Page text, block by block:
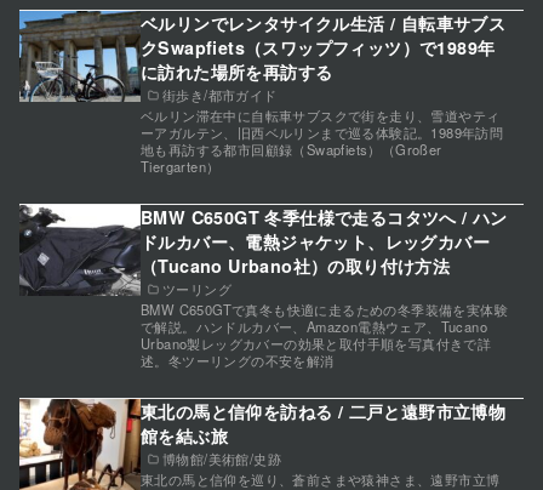
街歩き/都市ガイド
ベルリンでレンタサイクル生活 / 自転車サブス
クSwapfiets（スワップフィッツ）で1989年
に訪れた場所を再訪する
ベルリン滞在中に自転車サブスクで街を走り、雪道やティ
ーアガルテン、旧西ベルリンまで巡る体験記。1989年訪問
地も再訪する都市回顧録（Swapfiets）（Großer
Tiergarten）
ツーリング
BMW C650GT 冬季仕様で走るコタツへ / ハン
ドルカバー、電熱ジャケット、レッグカバー
（Tucano Urbano社）の取り付け方法
BMW C650GTで真冬も快適に走るための冬季装備を実体験
で解説。ハンドルカバー、Amazon電熱ウェア、Tucano
Urbano製レッグカバーの効果と取付手順を写真付きで詳
述。冬ツーリングの不安を解消
博物館/美術館/史跡
東北の馬と信仰を訪ねる / 二戸と遠野市立博物
館を結ぶ旅
東北の馬と信仰を巡り、蒼前さまや猿神さま、遠野市立博